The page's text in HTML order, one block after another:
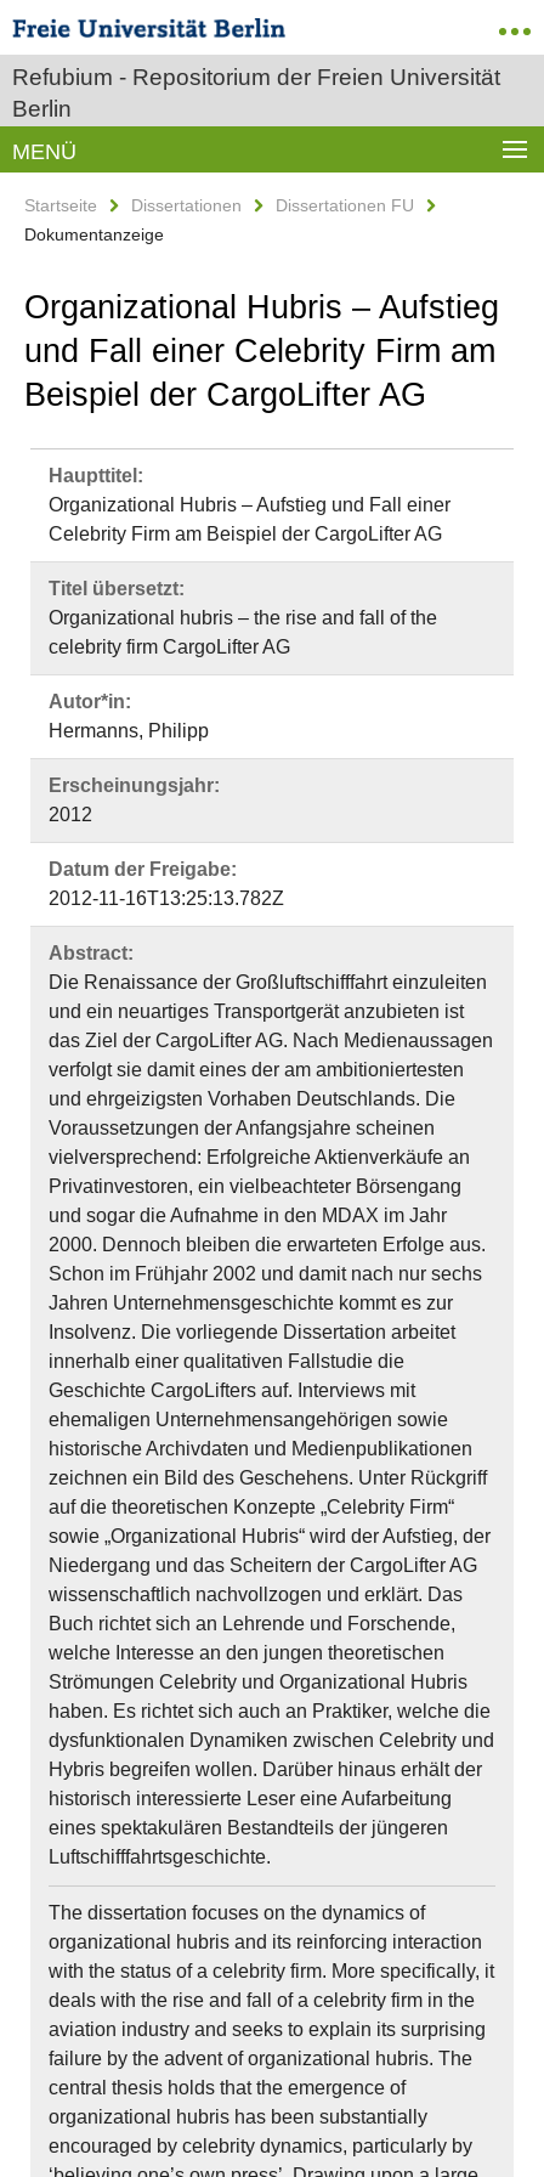
Refubium - Repositorium der Freien Universität
Berlin
MENÜ
Startseite Dissertationen
Dissertationen FU
Dokumentanzeige
Organizational Hubris – Aufstieg
und Fall einer Celebrity Firm am
Beispiel der CargoLifter AG
Haupttitel:
Organizational Hubris – Aufstieg und Fall einer
Celebrity Firm am Beispiel der CargoLifter AG
Titel übersetzt:
Organizational hubris – the rise and fall of the
celebrity firm CargoLifter AG
Autor*in:
Hermanns, Philipp
Erscheinungsjahr:
2012
Datum der Freigabe:
2012-11-16T13:25:13.782Z
Abstract:
Die Renaissance der Großluftschifffahrt einzuleiten
und ein neuartiges Transportgerät anzubieten ist
das Ziel der CargoLifter AG. Nach Medienaussagen
verfolgt sie damit eines der am ambitioniertesten
und ehrgeizigsten Vorhaben Deutschlands. Die
Voraussetzungen der Anfangsjahre scheinen
vielversprechend: Erfolgreiche Aktienverkäufe an
Privatinvestoren, ein vielbeachteter Börsengang
und sogar die Aufnahme in den MDAX im Jahr
2000. Dennoch bleiben die erwarteten Erfolge aus.
Schon im Frühjahr 2002 und damit nach nur sechs
Jahren Unternehmensgeschichte kommt es zur
Insolvenz. Die vorliegende Dissertation arbeitet
innerhalb einer qualitativen Fallstudie die
Geschichte CargoLifters auf. Interviews mit
ehemaligen Unternehmensangehörigen sowie
historische Archivdaten und Medienpublikationen
zeichnen ein Bild des Geschehens. Unter Rückgriff
auf die theoretischen Konzepte „Celebrity Firm“
sowie „Organizational Hubris“ wird der Aufstieg, der
Niedergang und das Scheitern der CargoLifter AG
wissenschaftlich nachvollzogen und erklärt. Das
Buch richtet sich an Lehrende und Forschende,
welche Interesse an den jungen theoretischen
Strömungen Celebrity und Organizational Hubris
haben. Es richtet sich auch an Praktiker, welche die
dysfunktionalen Dynamiken zwischen Celebrity und
Hybris begreifen wollen. Darüber hinaus erhält der
historisch interessierte Leser eine Aufarbeitung
eines spektakulären Bestandteils der jüngeren
Luftschifffahrtsgeschichte.
The dissertation focuses on the dynamics of
organizational hubris and its reinforcing interaction
with the status of a celebrity firm. More specifically, it
deals with the rise and fall of a celebrity firm in the
aviation industry and seeks to explain its surprising
failure by the advent of organizational hubris. The
central thesis holds that the emergence of
organizational hubris has been substantially
encouraged by celebrity dynamics, particularly by